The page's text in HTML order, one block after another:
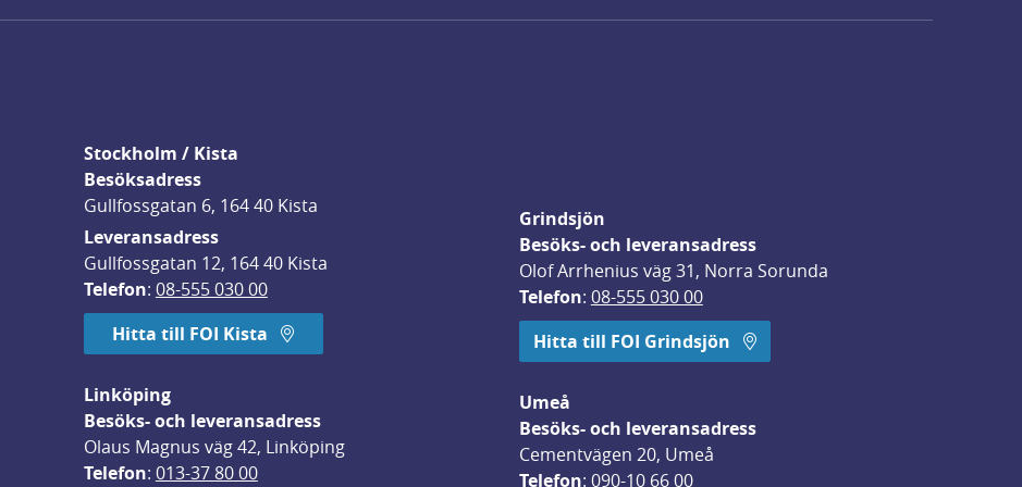
Stockholm / Kista
Besöksadress
Gullfossgatan 6, 164 40 Kista
Leveransadress
Gullfossgatan 12, 164 40 Kista
Telefon: 08-555 030 00
Hitta till FOI Kista
Linköping
Besöks- och leveransadress
Olaus Magnus väg 42, Linköping
Telefon: 013-37 80 00
Grindsjön
Besöks- och leveransadress
Olof Arrhenius väg 31, Norra Sorunda
Telefon: 08-555 030 00
Hitta till FOI Grindsjön
Umeå
Besöks- och leveransadress
Cementvägen 20, Umeå
Telefon: 090-10 66 00